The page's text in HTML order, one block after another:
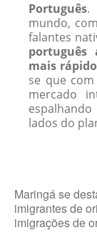
Português.
mundo,
falantes
português
mais
se que
mercado
lados do
Maringá se
imigrantes de
imigrações de